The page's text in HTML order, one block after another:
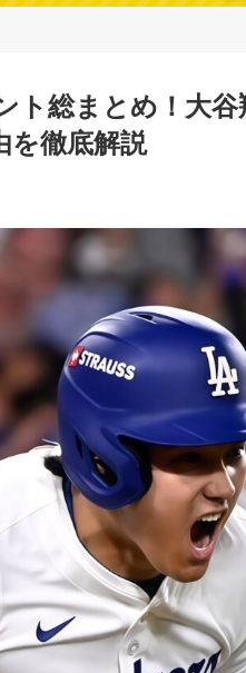
ト総まとめ！大谷
を徹底解説